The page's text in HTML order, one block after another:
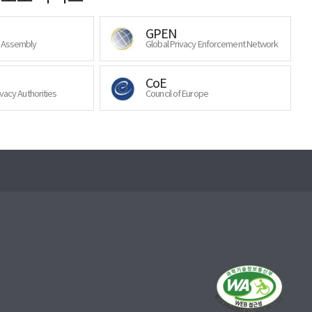
GPEN
Global Privacy Enforcement Network
Authorities
CoE
Council of Europe